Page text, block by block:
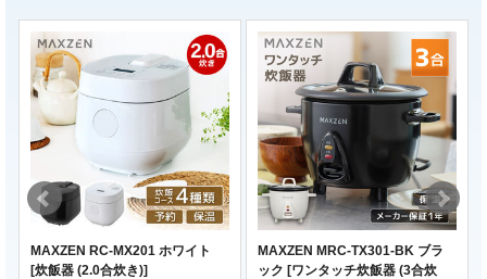
MAXZEN RC-MX201 ホワイト
[炊飯器 (2.0合炊き)]
MAXZEN MRC-TX301-BK ブラ
ック [ワンタッチ炊飯器 (3合炊